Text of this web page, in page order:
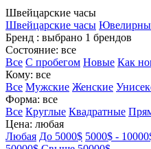
Швейцарские часы
Швейцарские часы
Бренд : выбрано 1 брендов
Состояние: все
Все С пробегом Новые Как
Кому: все
Все Мужские Женские
Форма: все
Все Круглые Квадратные
Цена: любая
Любая До 5000$ 5000$ -